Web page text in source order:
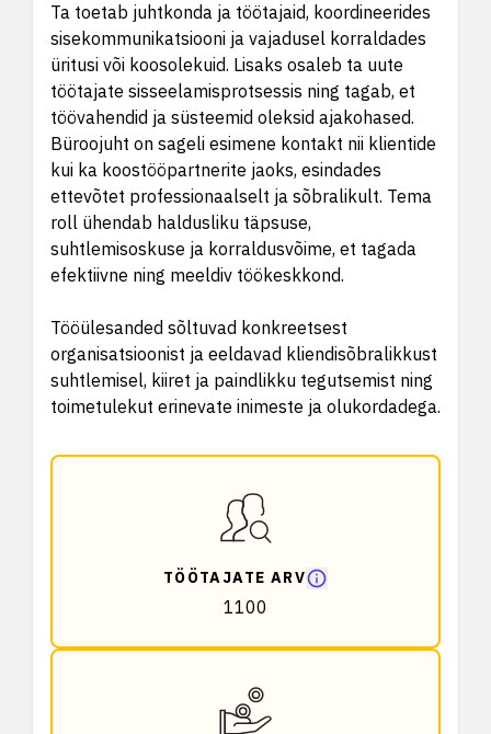
Ta toetab juhtkonda ja töötajaid, koordineerides
sisekommunikatsiooni ja vajadusel korraldades
üritusi või koosolekuid. Lisaks osaleb ta uute
töötajate sisseelamisprotsessis ning tagab, et
töövahendid ja süsteemid oleksid ajakohased.
Büroojuht on sageli esimene kontakt nii klientide
kui ka koostööpartnerite jaoks, esindades
ettevõtet professionaalselt ja sõbralikult. Tema
roll ühendab haldusliku täpsuse,
suhtlemisoskuse ja korraldusvõime, et tagada
efektiivne ning meeldiv töökeskkond.
Tööülesanded sõltuvad konkreetsest
organisatsioonist ja eeldavad kliendisõbralikkust
suhtlemisel, kiiret ja paindlikku tegutsemist ning
toimetulekut erinevate inimeste ja olukordadega.
TÖÖTAJATE ARV
1100